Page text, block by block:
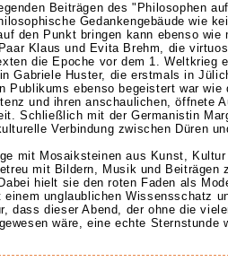
Beiträgen des "Philosophen
Gedankengebäude wie
den Punkt bringen kann ebenso wie
Klaus und Evita Brehm, die
die Epoche vor dem 1. Weltkrieg
Gabriele Huster, die erstmals in
Publikums ebenso begeistert war wie
und ihren anschaulichen, öffnete
Schließlich mit der Germanistin
Verbindung zwischen Düren
mit Mosaiksteinen aus Kunst,
mit Bildern, Musik und Beiträgen
hielt sie den roten Faden als
unglaublichen Wissensschatz
dass dieser Abend, der ohne die
wäre, eine echte Sternstunde